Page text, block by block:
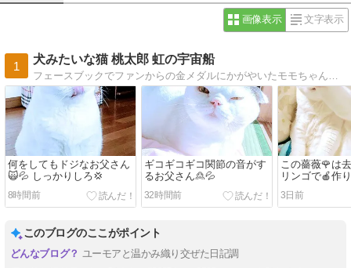
画像表示 文字表示
1
犬みたいな猫 桃太郎 虹の宇宙船
何をしてもドジなお父さん
🙀💦 しっかりしろ💢
8時間前
ギコギコギコ関節の音がす
るお父さん🙎💦
32時間前
この薔薇🌹は
リンゴで🍎作
3日前
このブログのここがポイント
ユーモアと温かみ織り交ぜた日記調